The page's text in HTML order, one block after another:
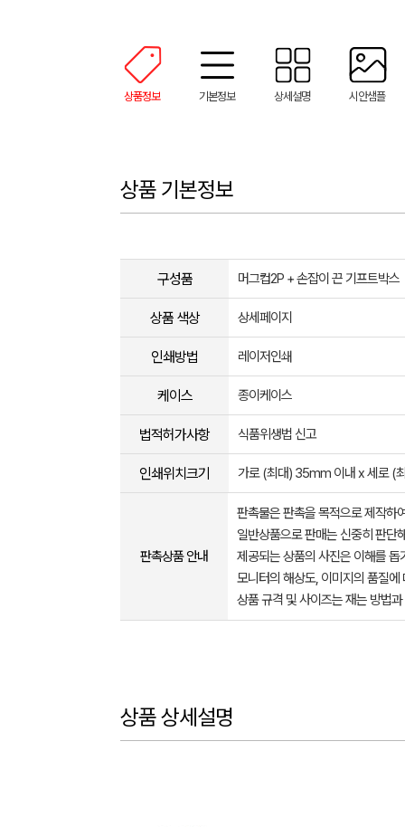
상품정보 기본정보 상세설명 시안샘플
상품 기본정보
구성품 머그컵2P + 손잡이 끈 기프트박스
상품 색상 상세페이지
인쇄방법 레이저인쇄
케이스 종이케이스
법적허가사항 식품위생법 신고
인쇄위치크기 가로 (최대) 35mm 이내 x 세로 (
판촉상품 안내
판촉물은 판촉을 목적으로 제작하
일반상품으로 판매는 신중히 판단
제공되는 상품의 사진은 이해를
모니터의 해상도, 이미지의 품질
상품 규격 및 사이즈는 재는 방법
상품 상세설명